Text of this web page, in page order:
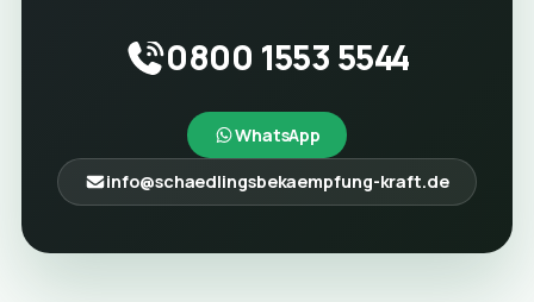
0800 1553 5544
WhatsApp
info@schaedlingsbekaempfung-kraft.de